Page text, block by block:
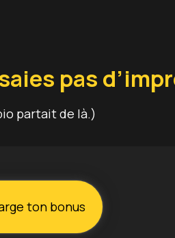
pas
partait de là.)
ton bonus